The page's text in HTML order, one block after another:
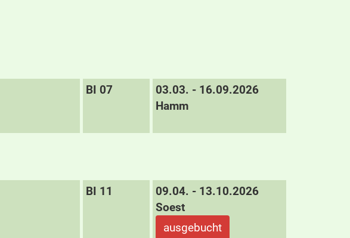
BI 07
03.03. - 16.09.2026
Hamm
BI 11
09.04. - 13.10.2026
Soest
ausgebucht